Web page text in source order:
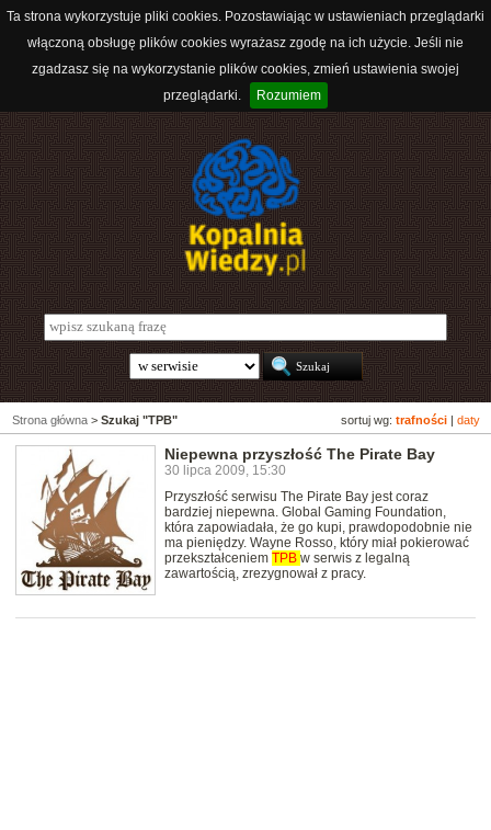
Ta strona wykorzystuje pliki cookies. Pozostawiając w ustawieniach przeglądarki
włączoną obsługę plików cookies wyrażasz zgodę na ich użycie. Jeśli nie
zgadzasz się na wykorzystanie plików cookies, zmień ustawienia swojej
przeglądarki.
Rozumiem
sortuj wg: trafności daty
Strona główna > Szukaj "TPB"
Niepewna przyszłość The Pirate Bay
30 lipca 2009, 15:30
Przyszłość serwisu The Pirate Bay jest coraz
bardziej niepewna. Global Gaming Foundation,
która zapowiadała, że go kupi, prawdopodobnie nie
ma pieniędzy. Wayne Rosso, który miał pokierować
przekształceniem TPB w serwis z legalną
zawartością, zrezygnował z pracy.